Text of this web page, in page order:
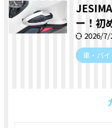
ー！初
2026/7/
車・バ